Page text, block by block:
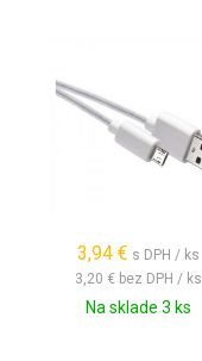
3,94 € s DPH / ks
3,20 € bez DPH / ks
Na sklade 3 ks